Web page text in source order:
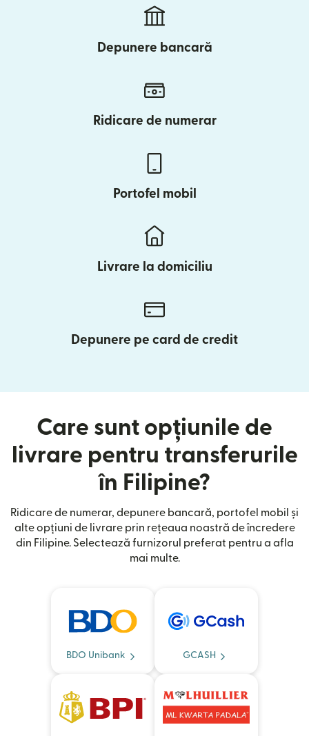
Depunere bancară
Ridicare de numerar
Portofel mobil
Livrare la domiciliu
Depunere pe card de credit
Care sunt opțiunile de
livrare pentru transferurile
în Filipine?
Ridicare de numerar, depunere bancară, portofel mobil și
alte opțiuni de livrare prin rețeaua noastră de încredere
din Filipine. Selectează furnizorul preferat pentru a afla
mai multe.
BDO Unibank GCASH